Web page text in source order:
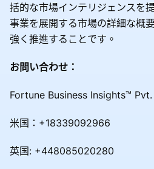
括的な市場インテリジェンスを
事業を展開する市場の詳細な概
強く推進することです。
お問い合わせ：
Fortune Business Insights™
米国：+18339092966
英国: +448085020280